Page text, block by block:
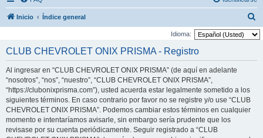
Inicio Índice general
u
Idioma:
CLUB CHEVROLET ONIX PRISMA - Registro
Al ingresar en “CLUB CHEVROLET ONIX PRISMA” (de aquí en adelante
“nosotros”, “nos”, “nuestro”, “CLUB CHEVROLET ONIX PRISMA”,
“https://clubonixprisma.com”), usted acuerda estar legalmente sometido a los
siguientes términos. En caso contrario por favor no se registre y/o use “CLUB
CHEVROLET ONIX PRISMA”. Podemos cambiar estos términos en cualquier
momento e intentaríamos avisarle, sin embargo sería prudente que los
revisase por su cuenta periódicamente. Seguir registrado a “CLUB